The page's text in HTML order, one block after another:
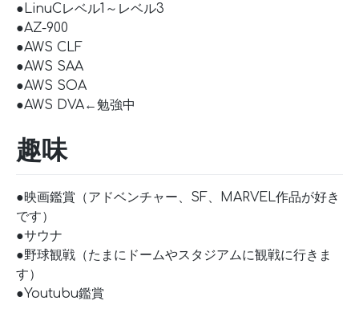
●LinuCレベル1～レベル3
●AZ-900
●AWS CLF
●AWS SAA
●AWS SOA
●AWS DVA←勉強中
趣味
●映画鑑賞（アドベンチャー、SF、MARVEL作品が好き
です）
●サウナ
●野球観戦（たまにドームやスタジアムに観戦に行きま
す）
●Youtubu鑑賞